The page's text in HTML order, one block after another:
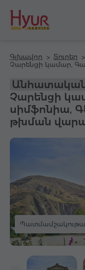
Գլխավոր Տուրեր
Անհատական
Չարենցի
սիմֆոնիա,
թխման